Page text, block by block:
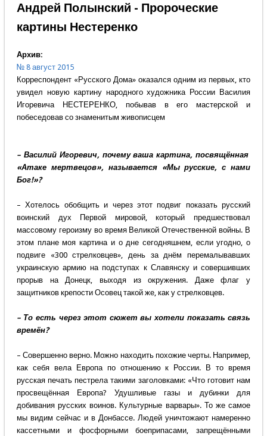
Андрей Полынский - Пророческие
картины Нестеренко
Архив:
№ 8 август 2015
Корреспондент «Русского Дома» оказался одним из первых, кто
увидел новую картину народного художника России Василия
Игоревича НЕСТЕРЕНКО, побывав в его мастерской и
побеседовав со знаменитым живописцем
– Василий Игоревич, почему ваша картина, посвящённая
«Атаке мертвецов», называется «Мы русские, с нами
Бог!»?
– Хотелось обобщить и через этот подвиг показать русский
воинский дух Первой мировой, который предшествовал
массовому героизму во время Великой Отечественной войны. В
этом плане моя картина и о дне сегодняшнем, если угодно, о
подвиге «300 стрелковцев», день за днём перемалывавших
украинскую армию на подступах к Славянску и совершивших
прорыв на Донецк, выходя из окружения. Даже флаг у
защитников крепости Осовец такой же, как у стрелковцев.
– То есть через этот сюжет вы хотели показать связь
времён?
– Совершенно верно. Можно находить похожие черты. Например,
как себя вела Европа по отношению к России. В то время
русская печать пестрела такими заголовками: «Что готовит нам
просвещённая Европа? Удушливые газы и дубинки для
добивания русских воинов. Культурные варвары». То же самое
мы видим сейчас и в Донбассе. Людей уничтожают намеренно
кассетными и фосфорными боеприпасами, запрещёнными